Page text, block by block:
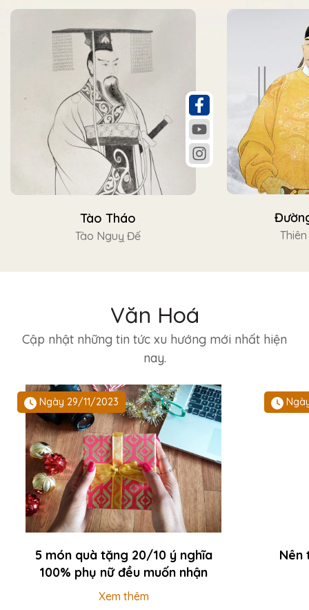
Tào Tháo
Tào Nguỵ Đế
Văn Hoá
Cập nhật những tin tức xu hướng mới nhất hiện
nay.
5 món quà tặng 20/10 ý nghĩa
100% phụ nữ đều muốn nhận
Xem thêm
Ngày 29/11/2023
Nên